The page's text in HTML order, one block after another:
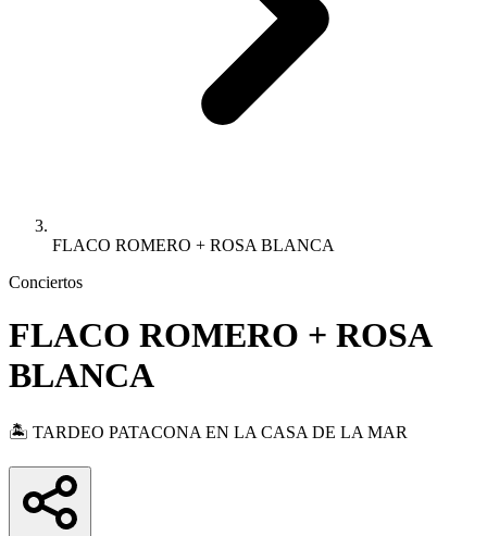
FLACO ROMERO + ROSA BLANCA
Conciertos
FLACO ROMERO + ROSA
BLANCA
🏝️ TARDEO PATACONA EN LA CASA DE LA MAR